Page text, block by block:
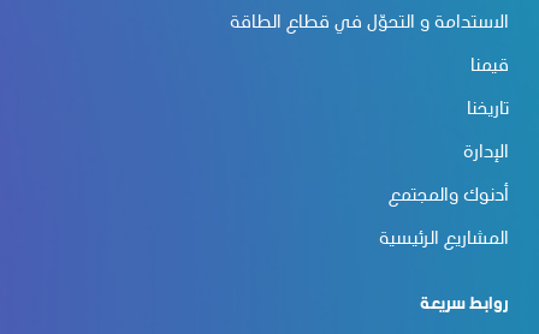
الاستدامة و التحوّل في قطاع الطاقة
قيمنا
تاريخنا
الإدارة
أدنوك والمجتمع
المشاريع الرئيسية
روابط سريعة